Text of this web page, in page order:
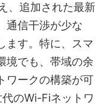
、追加された最新
通信干渉が少な
ます。特に、スマ
境でも、帯域の余
ワークの構築が可
のWi-Fiネットワ